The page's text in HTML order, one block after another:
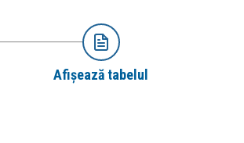
Afișează tabelul